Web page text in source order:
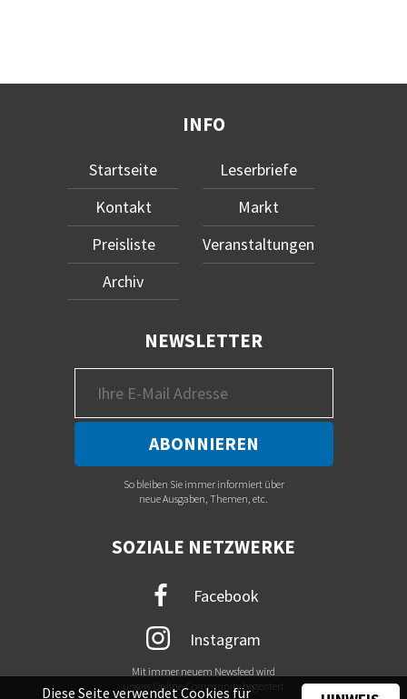
INFO
Startseite
Kontakt
Preisliste
Archiv
Leserbriefe
Markt
Veranstaltungen
NEWSLETTER
So bleiben Sie immer informiert über
neue Ausgaben, Themen, etc.
SOZIALE NETZWERKE
Facebook
Instagram
Mit immer neuem Newsfeed wird
unsere Online-Community begeistert
Diese Seite verwendet Cookies für